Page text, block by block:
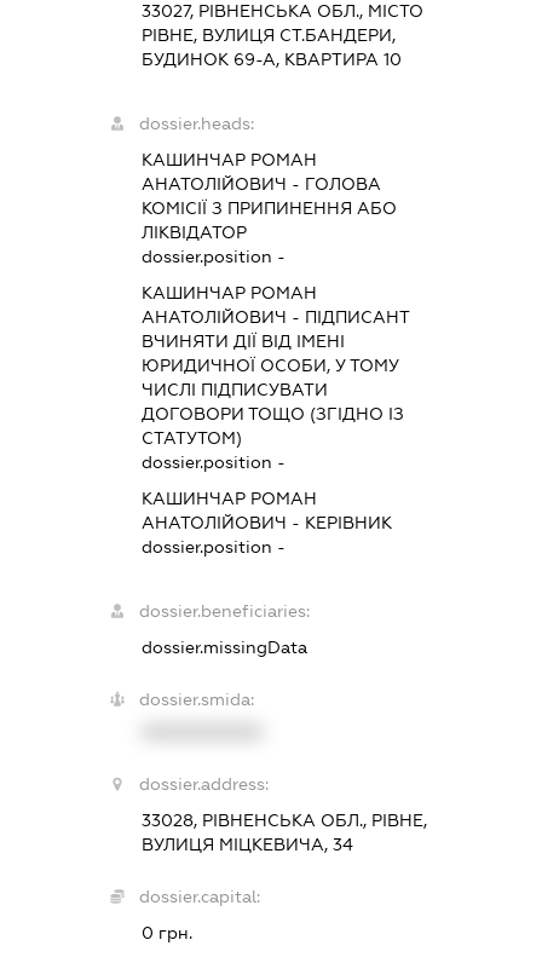
33027, РІВНЕНСЬКА ОБЛ., МІСТО
РІВНЕ, ВУЛИЦЯ СТ.БАНДЕРИ,
БУДИНОК 69-А, КВАРТИРА 10
dossier.heads:
КАШИНЧАР РОМАН
АНАТОЛІЙОВИЧ - ГОЛОВА
КОМІСІЇ З ПРИПИНЕННЯ АБО
ЛІКВІДАТОР
dossier.position -
КАШИНЧАР РОМАН
АНАТОЛІЙОВИЧ - ПІДПИСАНТ
ВЧИНЯТИ ДІЇ ВІД ІМЕНІ
ЮРИДИЧНОЇ ОСОБИ, У ТОМУ
ЧИСЛІ ПІДПИСУВАТИ
ДОГОВОРИ ТОЩО (ЗГІДНО ІЗ
СТАТУТОМ)
dossier.position -
КАШИНЧАР РОМАН
АНАТОЛІЙОВИЧ - КЕРІВНИК
dossier.position -
dossier.beneficiaries:
dossier.missingData
dossier.smida:
dossier.address:
33028, РІВНЕНСЬКА ОБЛ., РІВНЕ,
ВУЛИЦЯ МІЦКЕВИЧА, 34
dossier.capital:
0 грн.